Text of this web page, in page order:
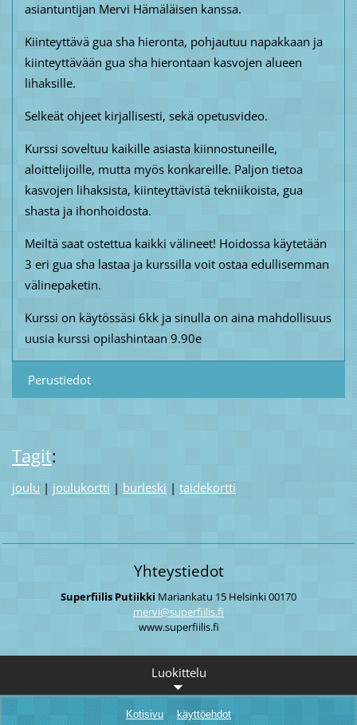
asiantuntijan Mervi Hämäläisen kanssa.
Kiinteyttävä gua sha hieronta, pohjautuu napakkaan ja
kiinteyttävään gua sha hierontaan kasvojen alueen
lihaksille.
Selkeät ohjeet kirjallisesti, sekä opetusvideo.
Kurssi soveltuu kaikille asiasta kiinnostuneille,
aloittelijoille, mutta myös konkareille. Paljon tietoa
kasvojen lihaksista, kiinteyttävistä tekniikoista, gua
shasta ja ihonhoidosta.
Meiltä saat ostettua kaikki välineet! Hoidossa käytetään
3 eri gua sha lastaa ja kurssilla voit ostaa edullisemman
välinepaketin.
Kurssi on käytössäsi 6kk ja sinulla on aina mahdollisuus
uusia kurssi opilashintaan 9.90e
Perustiedot
Tagit:
joulu | joulukortti | burleski | taidekortti
Yhteystiedot
Superfiilis Putiikki Mariankatu 15 Helsinki00170
mervi@superfiilis.fi
www.superfiilis.fi
Luokittelu
Kotisivu käyttöehdot